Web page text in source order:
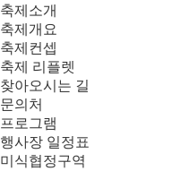
축제소개
축제개요
축제컨셉
축제 리플렛
찾아오시는 길
문의처
프로그램
행사장 일정표
미식협정구역